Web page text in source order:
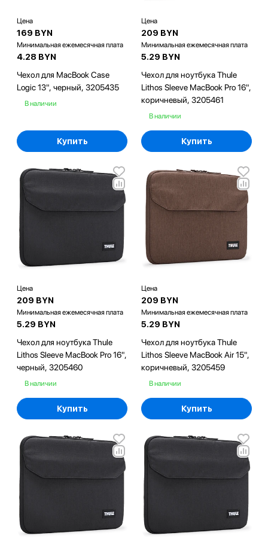
Цена
169 BYN
Минимальная ежемесячная плата
4.28 BYN
Чехол для MacBook Case
Logic 13", черный, 3205435
В наличии
Купить
Цена
209 BYN
Минимальная ежемесячная плата
5.29 BYN
Чехол для ноутбука Thule
Lithos Sleeve MacBook Pro 16",
коричневый, 3205461
В наличии
Купить
Цена
209 BYN
Минимальная ежемесячная плата
5.29 BYN
Чехол для ноутбука Thule
Lithos Sleeve MacBook Pro 16",
черный, 3205460
В наличии
Купить
Цена
209 BYN
Минимальная ежемесячная плата
5.29 BYN
Чехол для ноутбука Thule
Lithos Sleeve MacBook Air 15",
коричневый, 3205459
В наличии
Купить